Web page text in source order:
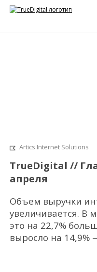
Artics Internet Solutions
TrueDigital //
апреля
Объем выручки
увеличивается. В
это на 22,7%
выросло на